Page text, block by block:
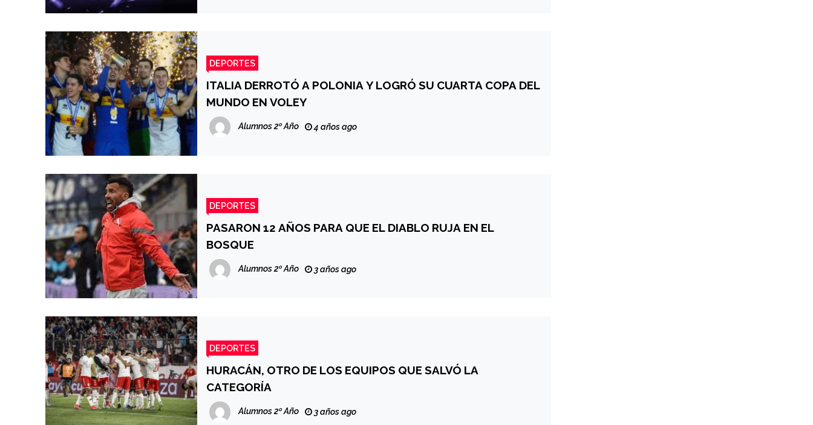
DEPORTES
ITALIA DERROTÓ A POLONIA Y LOGRÓ SU CUARTA COPA DEL
MUNDO EN VOLEY
Alumnos 2º Año 4 años ago
DEPORTES
PASARON 12 AÑOS PARA QUE EL DIABLO RUJA EN EL
BOSQUE
Alumnos 2º Año 3 años ago
DEPORTES
HURACÁN, OTRO DE LOS EQUIPOS QUE SALVÓ LA
CATEGORÍA
Alumnos 2º Año 3 años ago